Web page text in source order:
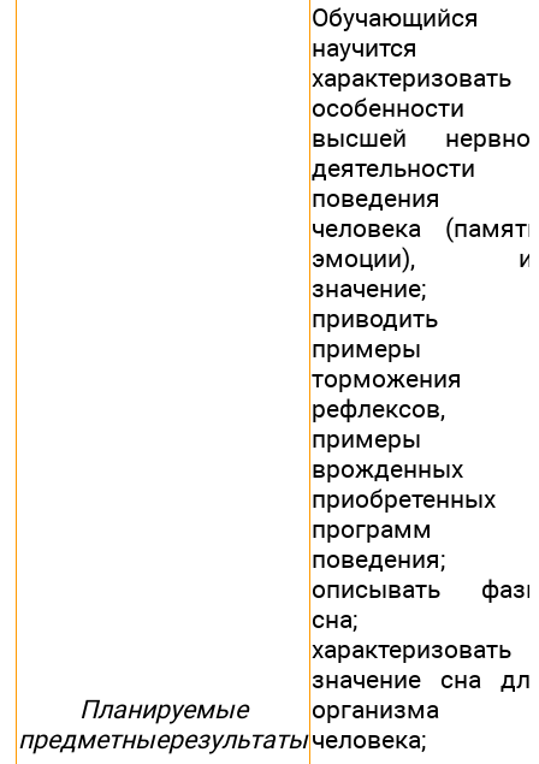
Планируемые
предметныерезультаты
Обучающийся
научится
характеризовать
особенности
высшей
деятельности
поведения
человека
эмоции),
значение;
приводить
примеры
торможения
рефлексов,
примеры
врожденных
приобретенных
программ
поведения;
описывать
сна;
характеризовать
значение сна
организма
человека;